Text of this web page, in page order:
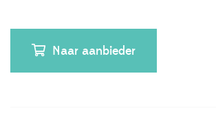
Naar aanbieder